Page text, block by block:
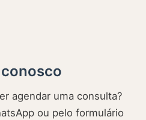
agendar uma consulta?
ou pelo formulário